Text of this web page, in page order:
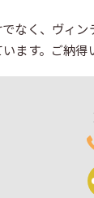
なく、ヴィ
ます。ご納得